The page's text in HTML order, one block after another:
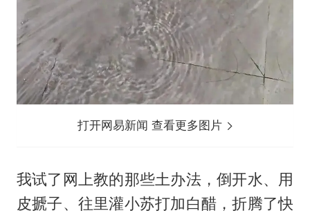
打开网易新闻 查看更多图片
我试了网上教的那些土办法，倒开水、用
皮搋子、往里灌小苏打加白醋，折腾了快